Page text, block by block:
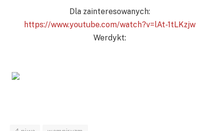
Dla zainteresowanych:
https://www.youtube.com/watch?v=lAt-1tLKzjw
Werdykt: